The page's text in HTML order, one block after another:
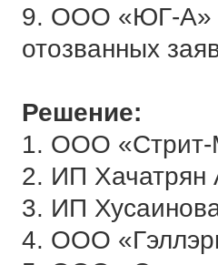
9. ООО «ЮГ-А»
отозванных
Решение:
1. ООО
2. ИП Хачатрян
3. ИП
4. ООО